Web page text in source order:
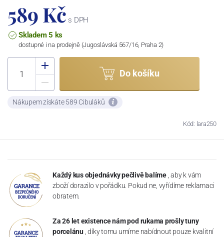
589 Kč s DPH
Skladem 5 ks
dostupné i na prodejně (Jugoslávská 567/16, Praha 2)
Do košíku
Nákupem získáte 589 Cibuláků
Kód: lara250
Každý kus objednávky pečlivě balíme , aby k vám
zboží dorazilo v pořádku. Pokud ne, vyřídíme reklamaci
obratem.
Za 26 let existence nám pod rukama prošly tuny
porcelánu , díky tomu umíme nabídnout pouze kvalitní